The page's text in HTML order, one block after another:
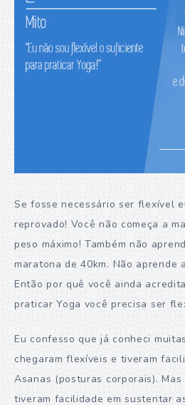
Se fosse necessário ser flexível
reprovado! Você não começa a
peso máximo! Também não
maratona de 40km. Não aprende
Então por quê você ainda
praticar Yoga você precisa ser
Eu confesso que já conheci
chegaram flexíveis e tiveram
Asanas (posturas corporais).
tiveram facilidade em sustentar